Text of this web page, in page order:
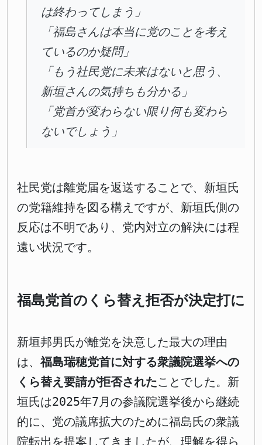
は終わってしまう」
「福島さんは本当に党のことを考え
ているのか疑問」
「もう社民党に未来はないと思う、
新垣さんの気持ちも分かる」
「党首が変わらない限り何も変わら
ないでしょう」
社民党は離党届を返送することで、新垣氏
の党籍維持を図る構えですが、新垣氏側の
反応は不明であり、党内対立の解決には程
遠い状況です。
福島党首のくら替え拒否が決定打に
新垣邦男氏が離党を決意した最大の理由
は、福島瑞穂党首に対する衆議院選挙への
くら替え要請が拒否されたことでした。新
垣氏は2025年7月の参議院選挙後から継続
的に、党の議席拡大のために福島氏の衆議
院転出を提案してきましたが、理解を得ら